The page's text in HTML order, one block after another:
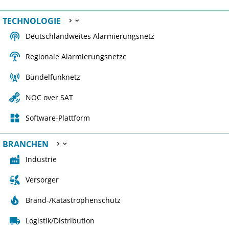
TECHNOLOGIE  
 Deutschlandweites Alarmierungsnetz
 Regionale Alarmierungsnetze
 Bündelfunknetz
 NOC over SAT
 Software-Plattform
BRANCHEN  
factory Industrie
 Versorger
 Brand-/Katastrophenschutz
 Logistik/Distribution